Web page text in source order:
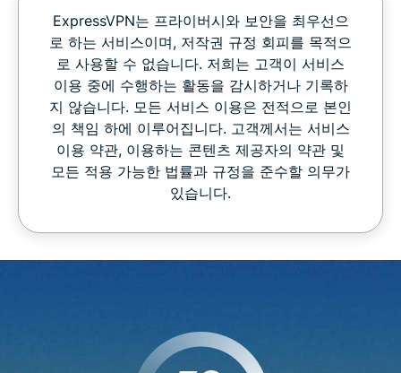
ExpressVPN는 프라이버시와 보안을 최우선으
로 하는 서비스이며, 저작권 규정 회피를 목적으
로 사용할 수 없습니다. 저희는 고객이 서비스
이용 중에 수행하는 활동을 감시하거나 기록하
지 않습니다. 모든 서비스 이용은 전적으로 본인
의 책임 하에 이루어집니다. 고객께서는 서비스
이용 약관, 이용하는 콘텐츠 제공자의 약관 및
모든 적용 가능한 법률과 규정을 준수할 의무가
있습니다.